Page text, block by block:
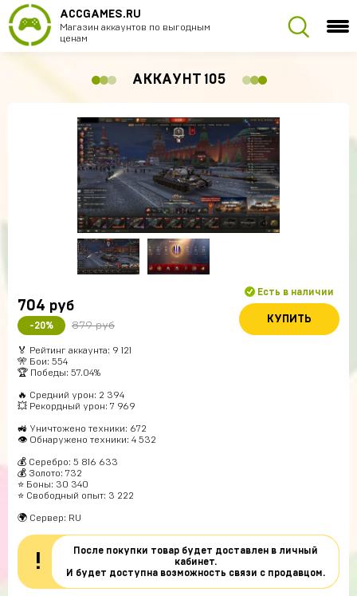
ACCGAMES.RU
Магазин аккаунтов по выгодным
ценам
АККАУНТ 105
704 руб
-20% 879 руб
Есть в наличии
КУПИТЬ
🏅 Рейтинг аккаунта: 9 121
🎌 Бои: 554
🏆 Победы: 57.04%
🔥 Средний урон: 2 394
💥 Рекордный урон: 7 969
🚜 Уничтожено техники: 672
👁 Обнаружено техники: 4 532
💰 Серебро: 5 816 633
💰 Золото: 732
⭐ Боны: 30 340
⭐ Свободный опыт: 3 222
🌍 Сервер: RU
!
После покупки товар будет доставлен в личный
кабинет.
И будет доступна возможность связи с продавцом.